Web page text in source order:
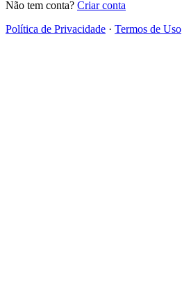
Não tem conta? Criar conta
Política de Privacidade · Termos de Uso